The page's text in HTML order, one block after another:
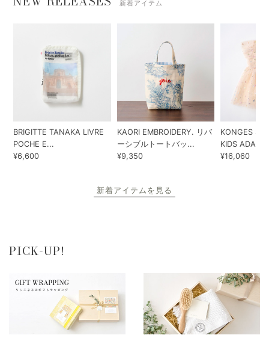
新着アイテム
BRIGITTE TANAKA LIVRE
POCHE E...
¥6,600
KAORI EMBROIDERY. リバ
ーシブルトートバッ...
¥9,350
KONGES
KIDS ADA...
¥16,060
新着アイテムを見る
PICK-UP!